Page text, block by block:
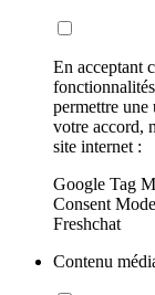
En acceptant
permettre une
votre accord,
site internet :
Google Tag
Consent
Freshchat
Contenu